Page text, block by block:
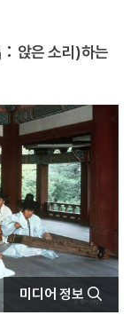
앉은 소리)하는
미디어 정보